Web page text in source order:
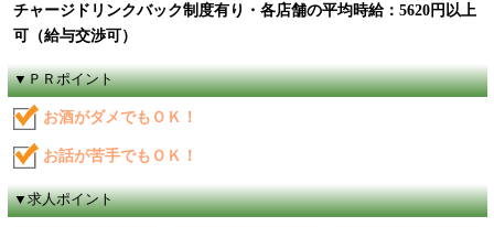
チャージドリンクバック制度有り・各店舗の平均時給：5620円以上
可（給与交渉可）
▼ＰＲポイント
お酒がダメでもＯＫ！
お話が苦手でもＯＫ！
▼求人ポイント